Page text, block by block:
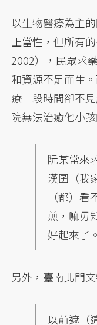
以生物醫療為主
正當性，但所有
2002），民眾求
和資源不足而生
療一段時間卻不
院無法治癒他小
阮某常來
漢囝（我
（都）
煎，嘛毋
好起來了
另外，臺南北門
以前遮（